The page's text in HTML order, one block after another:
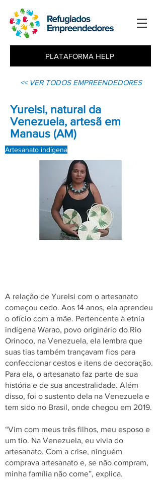
PLATAFORMA HELP
<< VER TODOS EMPREENDEDORES
Yurelsi, natural da
Venezuela, artesã em
Manaus (AM)
Artesanato indígena
A relação de Yurelsi com o artesanato
começou cedo. Aos 14 anos, ela aprendeu
o ofício com a mãe. Pertencente à etnia
indígena Warao, povo originário do Rio
Orinoco, na Venezuela, ela lembra que
suas tias também trançavam fios para
confeccionar cestos e itens de decoração.
Para ela, o artesanato faz parte de sua
história e de sua ancestralidade. Além
disso, foi o sustento dela na Venezuela e
tem sido no Brasil, onde chegou em 2019.
“Vim com meus três filhos, meu esposo e
um tio. Na Venezuela, eu vivia do
artesanato. Com a crise, ninguém
comprava artesanato e, se não compram,
minha família não come”, explica.